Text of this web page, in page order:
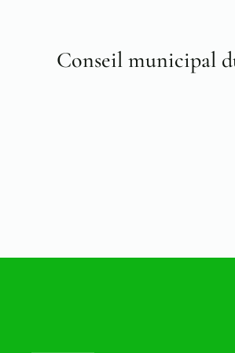
Conseil municipal